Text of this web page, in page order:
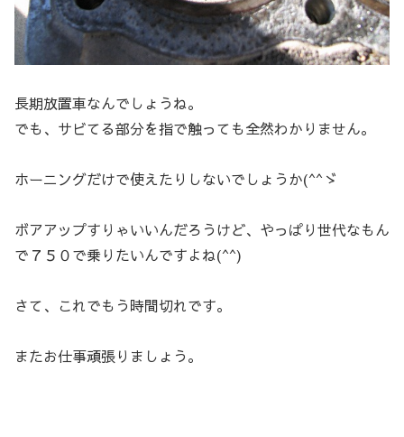
長期放置車なんでしょうね。
でも、サビてる部分を指で触っても全然わかりません。
ホーニングだけで使えたりしないでしょうか(^^ゞ
ボアアップすりゃいいんだろうけど、やっぱり世代なもん
で７５０で乗りたいんですよね(^^)
さて、これでもう時間切れです。
またお仕事頑張りましょう。